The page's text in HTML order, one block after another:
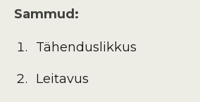
Sammud:
Tähenduslikkus
Leitavus